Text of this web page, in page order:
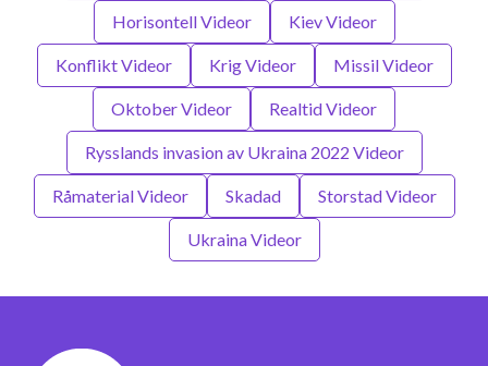
Horisontell Videor Kiev Videor
Konflikt Videor Krig Videor Missil Videor
Oktober Videor Realtid Videor
Rysslands invasion av Ukraina 2022 Videor
Råmaterial Videor Skadad Storstad Videor
Ukraina Videor